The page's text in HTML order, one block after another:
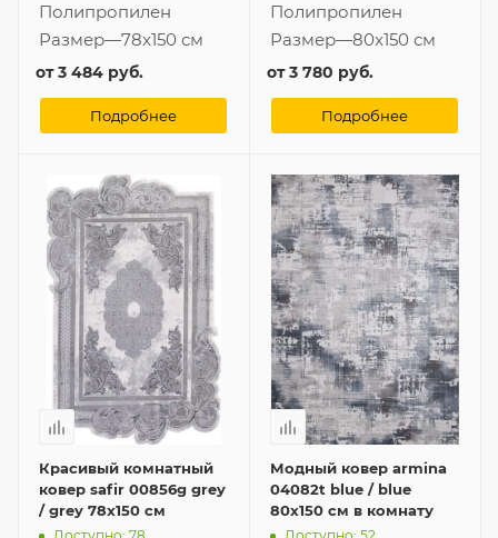
Полипропилен
Размер—78x150 см
от3 484 руб.
Подробнее
Полипропилен
Размер—80x150 см
от3 780 руб.
Подробнее
Красивый комнатный
ковер safir 00856g grey
/ grey 78x150 см
Модный ковер armina
04082t blue / blue
80x150 см в комнату